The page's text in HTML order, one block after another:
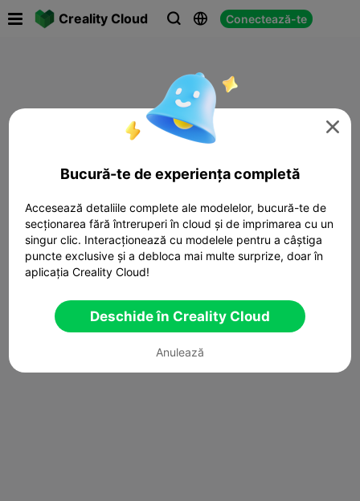
Creality Cloud   Conectează-te

Bucură-te de experiența completă
Accesează detaliile complete ale modelelor, bucură-te de
secționarea fără întreruperi în cloud și de imprimarea cu un
singur clic. Interacționează cu modelele pentru a câștiga
puncte exclusive și a debloca mai multe surprize, doar în
aplicația Creality Cloud!
Deschide în Creality Cloud
Anulează